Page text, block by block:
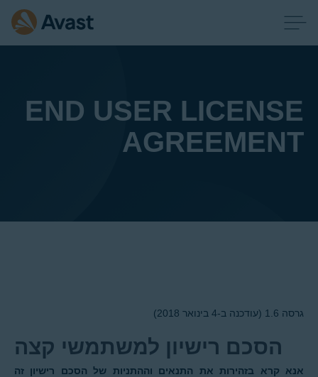
END USER LICENSE
AGREEMENT
גרסה 1.6 (עודכנה ב-4 בינואר 2018)
הסכם רישיון למשתמשי קצה
אנא קרא בזהירות את התנאים וההתניות של הסכם רישיון זה